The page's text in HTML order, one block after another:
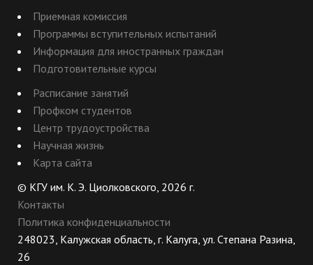
Приемная комиссия
Программы вступительных испытаний
Информация для иностранных граждан
Подготовительные курсы
Расписание занятий
Профком студентов
Центр трудоустройства
Научная жизнь
Карта сайта
© КГУ им. К. Э. Циолковского, 2026 г.
Контакты
Политика конфиденциальности
248023, Калужская область, г. Калуга, ул. Степана Разина,
26